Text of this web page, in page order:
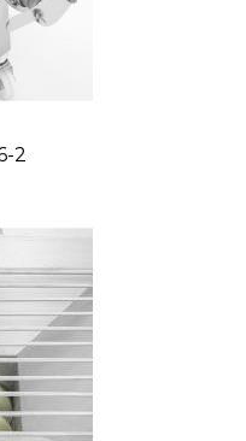
2